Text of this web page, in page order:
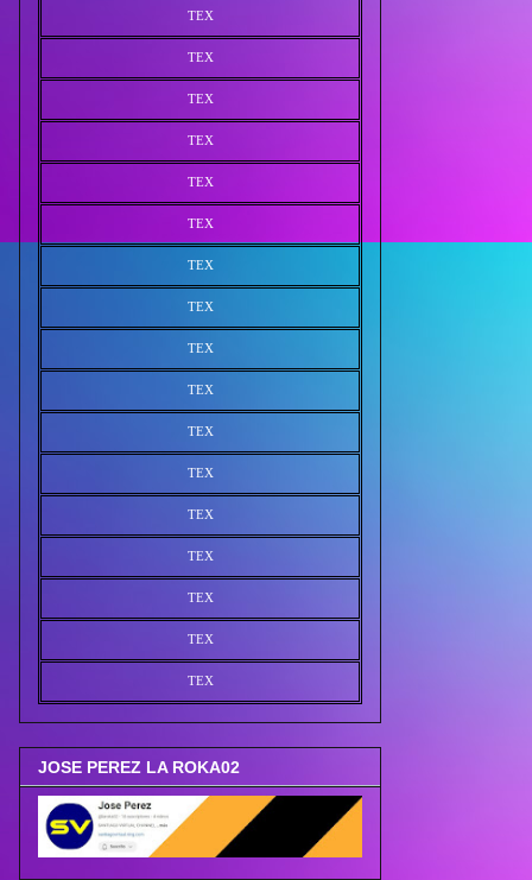
TEX
TEX
TEX
TEX
TEX
TEX
TEX
TEX
TEX
TEX
TEX
TEX
TEX
TEX
TEX
TEX
TEX
JOSE PEREZ LA ROKA02